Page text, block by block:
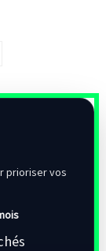
prioriser vos